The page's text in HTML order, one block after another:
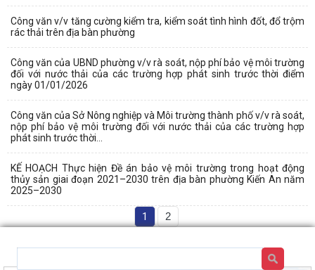
Công văn v/v tăng cường kiểm tra, kiểm soát tình hình đốt, đổ trộm
rác thải trên địa bàn phường
Công văn của UBND phường v/v rà soát, nộp phí bảo vệ môi trường
đối với nước thải của các trường hợp phát sinh trước thời điểm
ngày 01/01/2026
Công văn của Sở Nông nghiệp và Môi trường thành phố v/v rà soát,
nộp phí bảo vệ môi trường đối với nước thải của các trường hợp
phát sinh trước thời...
KẾ HOẠCH Thực hiện Đề án bảo vệ môi trường trong hoạt động
thủy sản giai đoạn 2021–2030 trên địa bàn phường Kiến An năm
2025–2030
1 2